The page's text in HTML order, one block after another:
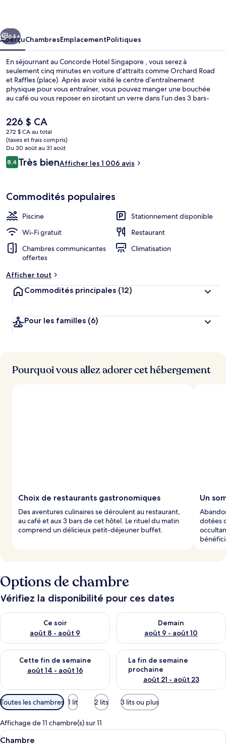
Suivant
64+
AperçuChambresEmplacementPolitiques
En séjournant au Concorde Hotel Singapore , vous serez à
seulement cinq minutes en voiture d’attraits comme Orchard Road
et Raffles (place). Après avoir visité le centre d’entraînement
physique pour vous entraîner, vous pouvez manger une bouchée
au café ou vous reposer en sirotant un verre dans l’un des 3 bars-
et un bar attenant à la piscine. Les autres voyageurs adorent le
personnel serviable. Le transport en commun se trouve à quelques
minutes de marche : Station Dhoby Ghaut se trouve à 5 minutes et
Station Somerset est à 8 minutes.
Le
prix
actuel
est
de 226 $ CA
226 $ CA
272 $ CA au total
(taxes et frais compris)
Du 30 août au 31 août
Avis
8,48,4 sur 10 –
Très bienAfficher les 1 006 avis
Commodités populaires
Piscine
Stationnement disponible
Wi-Fi gratuit
Restaurant
Chambres communicantes
offertes
Climatisation
Afficher tout
Commodités principales (12)
Pour les familles (6)
Pourquoi vous allez adorer cet hébergement
Choix de restaurants gastronomiques
Des aventures culinaires se déroulent au restaurant,
au café et aux 3 bars de cet hôtel. Le rituel du matin
comprend un délicieux petit-déjeuner buffet.
Un
dotées
Options de chambre
Vérifiez la disponibilité pour ces dates
Ce soir
août 8 - août 9
Vérifier la disponibilité pour ce soir août 8 - août 9
Demain
août 9 - août 10
Vérifier la disponibilité pour
Cette fin de semaine
août 14 - août 16
Vérifier la disponibilité pour cette fin de semaine août 14 -
La fin de semaine
prochaine
août 21 - août 23
Vérifier la disponibilité pour
Filtres
disponibles
pour
les
chambres
Toutes les chambres 1 lit 2 lits 3 lits ou plus
Affichage de 11 chambre(s) sur 11
Afficher
Une salle de bain moderne avec
1
Chambre